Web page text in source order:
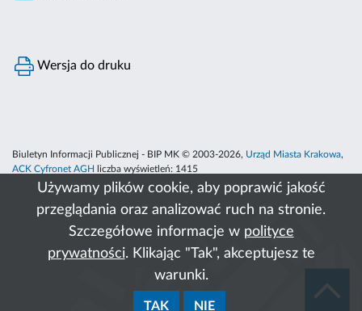
Używamy plików cookie, aby poprawić jakość
przeglądania oraz analizować ruch na stronie.
Szczegółowe informacje w polityce
prywatności. Klikając "Tak", akceptujesz te
warunki.
TAK NIE
Wersja do druku
Biuletyn Informacji Publicznej - BIP MK © 2003-2026, Urząd Miasta Krakowa,
ACK Cyfronet AGH
liczba wyświetleń: 1415